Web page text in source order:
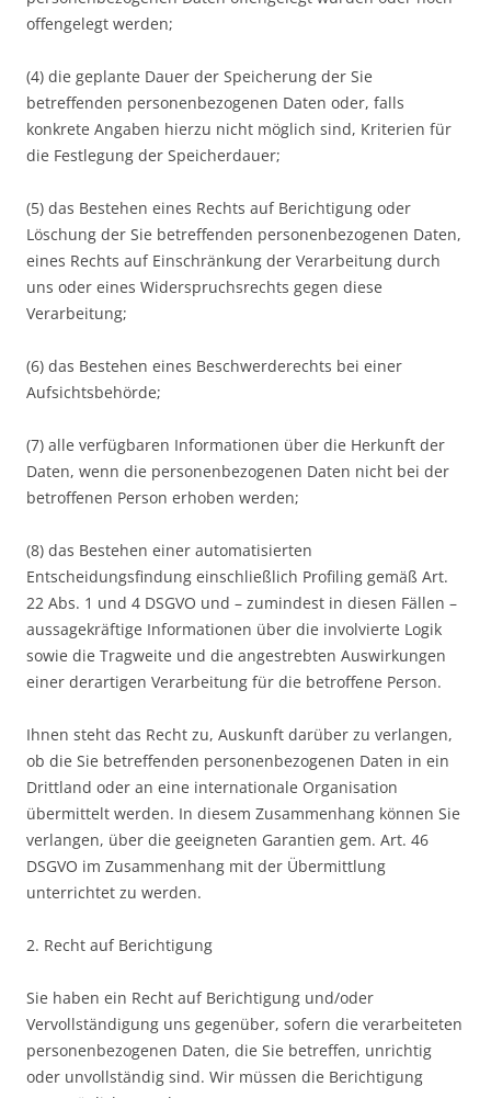
offengelegt werden;
(4) die geplante Dauer der Speicherung der Sie
betreffenden personenbezogenen Daten oder, falls
konkrete Angaben hierzu nicht möglich sind, Kriterien für
die Festlegung der Speicherdauer;
(5) das Bestehen eines Rechts auf Berichtigung oder
Löschung der Sie betreffenden personenbezogenen Daten,
eines Rechts auf Einschränkung der Verarbeitung durch
uns oder eines Widerspruchsrechts gegen diese
Verarbeitung;
(6) das Bestehen eines Beschwerderechts bei einer
Aufsichtsbehörde;
(7) alle verfügbaren Informationen über die Herkunft der
Daten, wenn die personenbezogenen Daten nicht bei der
betroffenen Person erhoben werden;
(8) das Bestehen einer automatisierten
Entscheidungsfindung einschließlich Profiling gemäß Art.
22 Abs. 1 und 4 DSGVO und – zumindest in diesen Fällen –
aussagekräftige Informationen über die involvierte Logik
sowie die Tragweite und die angestrebten Auswirkungen
einer derartigen Verarbeitung für die betroffene Person.
Ihnen steht das Recht zu, Auskunft darüber zu verlangen,
ob die Sie betreffenden personenbezogenen Daten in ein
Drittland oder an eine internationale Organisation
übermittelt werden. In diesem Zusammenhang können Sie
verlangen, über die geeigneten Garantien gem. Art. 46
DSGVO im Zusammenhang mit der Übermittlung
unterrichtet zu werden.
2. Recht auf Berichtigung
Sie haben ein Recht auf Berichtigung und/oder
Vervollständigung uns gegenüber, sofern die verarbeiteten
personenbezogenen Daten, die Sie betreffen, unrichtig
oder unvollständig sind. Wir müssen die Berichtigung